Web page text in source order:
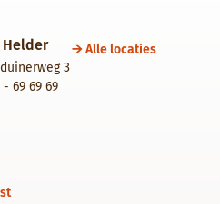
Helder
3
- 69 69 69
Alle locaties